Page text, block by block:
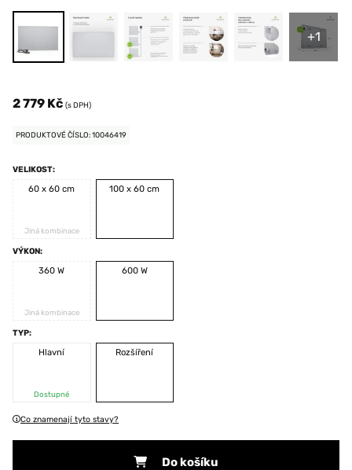
+1
2 779 Kč (s DPH)
PRODUKTOVÉ ČÍSLO: 10046419
VELIKOST:
60 x 60 cm
Jiná kombinace
100 x 60 cm
VÝKON:
360 W
Jiná kombinace
600 W
TYP:
Hlavní
Dostupné
Rozšíření
Co znamenají tyto stavy?
Do košíku